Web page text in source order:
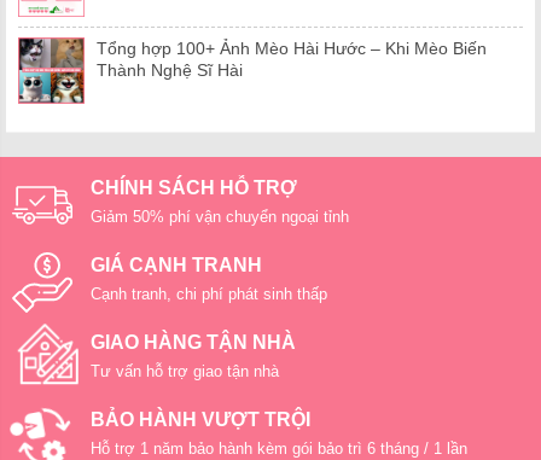
Tổng hợp 100+ Ảnh Mèo Hài Hước – Khi Mèo Biến
Thành Nghệ Sĩ Hài
CHÍNH SÁCH HỖ TRỢ
Giảm 50% phí vận chuyển ngoại tỉnh
GIÁ CẠNH TRANH
Cạnh tranh, chi phí phát sinh thấp
GIAO HÀNG TẬN NHÀ
Tư vấn hỗ trợ giao tận nhà
BẢO HÀNH VƯỢT TRỘI
Hỗ trợ 1 năm bảo hành kèm gói bảo trì 6 tháng / 1 lần